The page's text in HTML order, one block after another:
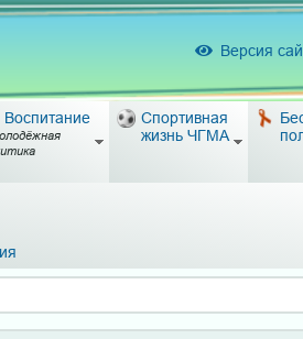
Версия
Воспитание
Спортивная
жизнь ЧГМА